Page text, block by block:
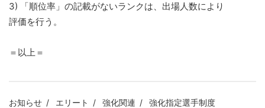
3) 「順位率」の記載がないランクは、出場人数により
評価を行う。
＝以上＝
お知らせ エリート 強化関連 強化指定選手制度